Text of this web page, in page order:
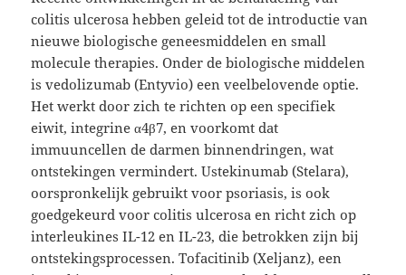
colitis ulcerosa hebben geleid tot de introductie van
nieuwe biologische geneesmiddelen en small
molecule therapies. Onder de biologische middelen
is vedolizumab (Entyvio) een veelbelovende optie.
Het werkt door zich te richten op een specifiek
eiwit, integrine α4β7, en voorkomt dat
immuuncellen de darmen binnendringen, wat
ontstekingen vermindert. Ustekinumab (Stelara),
oorspronkelijk gebruikt voor psoriasis, is ook
goedgekeurd voor colitis ulcerosa en richt zich op
interleukines IL-12 en IL-23, die betrokken zijn bij
ontstekingsprocessen. Tofacitinib (Xeljanz), een